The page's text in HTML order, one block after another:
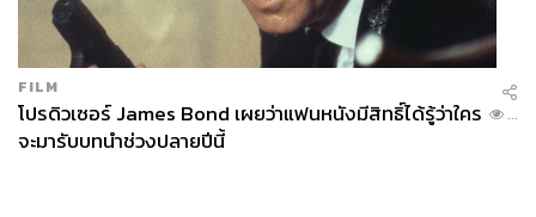
FILM
โปรดิวเซอร์ James Bond เผยว่าแฟนหนังมีสิทธิ์ได้รู้ว่าใคร
จะมารับบทนำช่วงปลายปีนี้
...